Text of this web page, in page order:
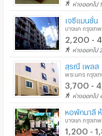
ห่างออกไป
เจซีแมนชั่น
บางแค กรุงเท
2,200 -
ห่างออกไป
สุรณี เพลส
พระนคร กรุงเ
3,700 -
ห่างออกไป
บางแค กรุงเท
1,200 -